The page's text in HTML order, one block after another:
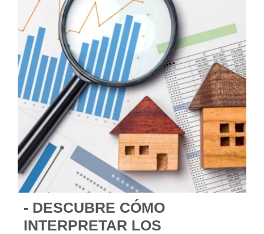
- DESCUBRE CÓMO
INTERPRETAR LOS